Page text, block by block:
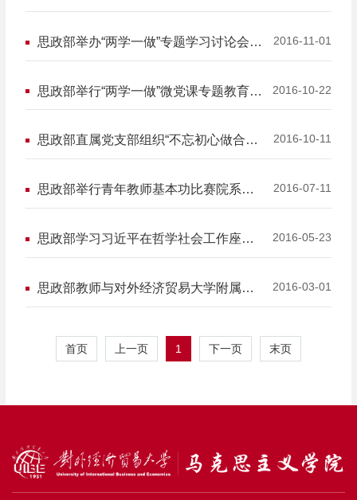
神中央宣讲团首场报告会学习
思政部举办“两学一做”专题学习讨论会
——学习十八届六中全会精神
2016-11-01
思政部举行“两学一做”微党课专题教育活
动
2016-10-22
思政部直属党支部组织“不忘初心做合格
党员，学长征精神走好新长征路”主题党
2016-10-11
思政部举行青年教师基本功比赛院系遴
选赛
2016-07-11
思政部学习习近平在哲学社会工作座谈
会上的讲话
2016-05-23
思政部教师与对外经济贸易大学附属中
学教师开展中学生德育座谈会
2016-03-01
首页 上一页 1 下一页 末页